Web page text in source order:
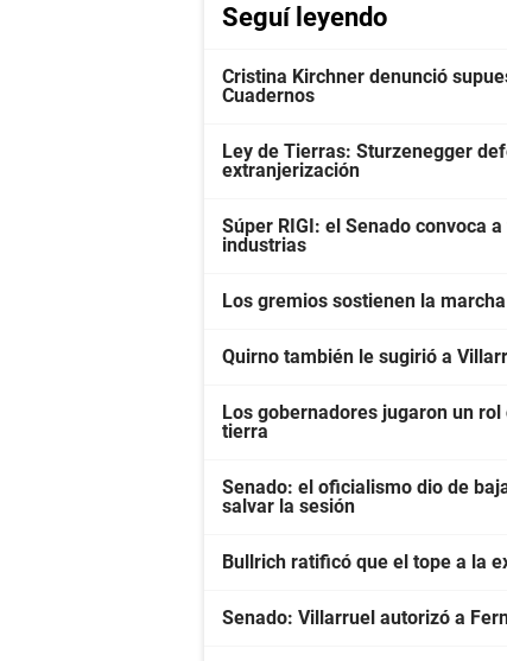
Seguí leyendo
Cristina Kirchner denunció
Cuadernos
Ley de Tierras: Sturzenegger
extranjerización
Súper RIGI: el Senado convoca
industrias
Los gremios sostienen la
Quirno también le sugirió a
Los gobernadores jugaron un
tierra
Senado: el oficialismo dio de
salvar la sesión
Bullrich ratificó que el tope a la
Senado: Villarruel autorizó a